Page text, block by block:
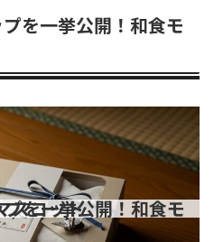
を一挙公開！和食モ
公開！和食モチーフマスコット